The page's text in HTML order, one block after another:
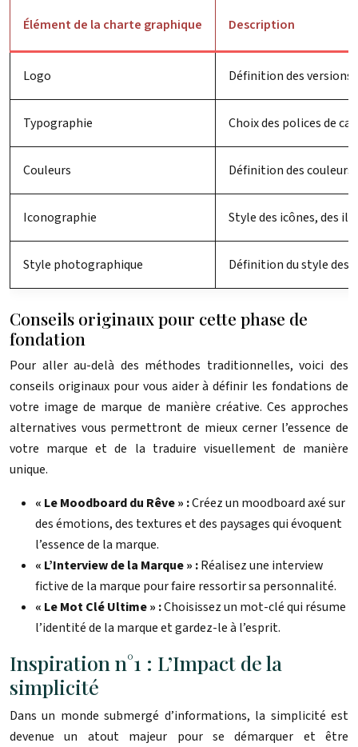
Élément de la charte graphique Description
Logo Définition des
Typographie Choix des polices de
Couleurs Définition des couleurs
Iconographie Style des icônes, des
Style photographique Définition du style des
Conseils originaux pour cette phase de
fondation
Pour aller au-delà des méthodes traditionnelles, voici des
conseils originaux pour vous aider à définir les fondations de
votre image de marque de manière créative. Ces approches
alternatives vous permettront de mieux cerner l’essence de
votre marque et de la traduire visuellement de manière
unique.
« Le Moodboard du Rêve » :Créez un moodboard axé sur
des émotions, des textures et des paysages qui évoquent
l’essence de la marque.
« L’Interview de la Marque » :Réalisez une interview
fictive de la marque pour faire ressortir sa personnalité.
« Le Mot Clé Ultime » :Choisissez un mot-clé qui résume
l’identité de la marque et gardez-le à l’esprit.
Inspiration n°1 : L’Impact de la
simplicité
Dans un monde submergé d’informations, la simplicité est
devenue un atout majeur pour se démarquer et être